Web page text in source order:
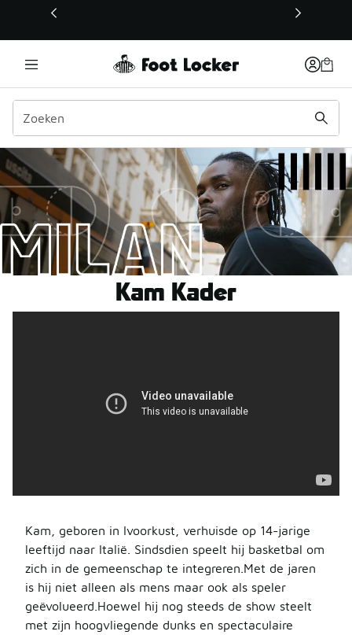
Deze link wordt geopend in een nieuw venster
Kam Kader
Kam Kader
Kam, geboren in Ivoorkust, verhuisde op 14-jarige
leeftijd naar Italië. Sindsdien speelt hij basketbal om
zich in de gemeenschap te integreren.Met de jaren
is hij niet alleen als mens maar ook als speler
geëvolueerd.Hoewel hij nog steeds de show steelt
met zijn hoogvliegende dunks en spectaculaire